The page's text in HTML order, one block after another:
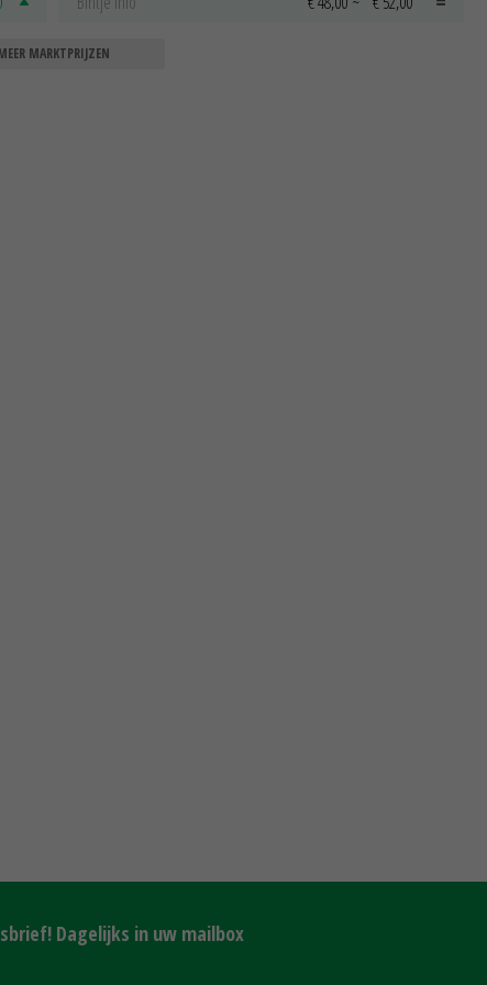
MARKTPRIJZEN
Dagelijks in uw mailbox